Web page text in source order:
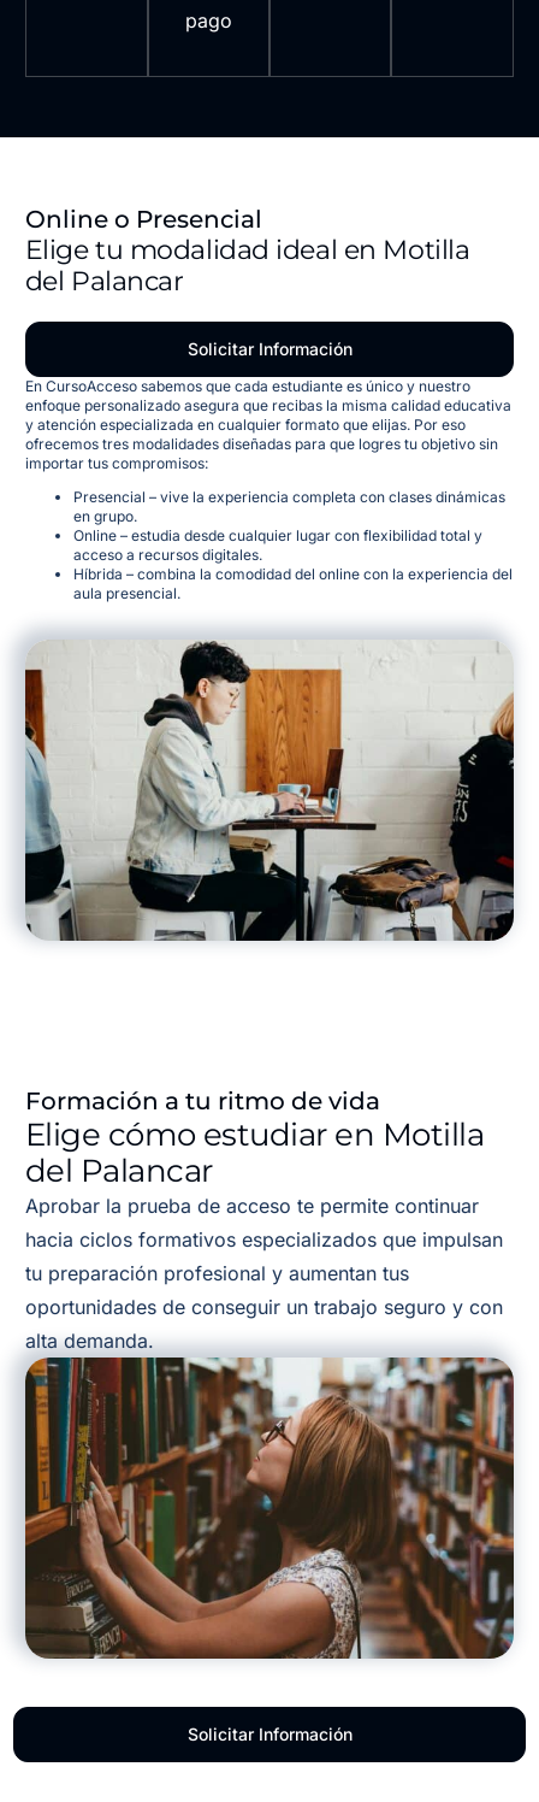
pago
Online o Presencial
Elige tu modalidad ideal en Motilla
del Palancar
Solicitar Información
En CursoAcceso sabemos que cada estudiante es único y nuestro
enfoque personalizado asegura que recibas la misma calidad educativa
y atención especializada en cualquier formato que elijas. Por eso
ofrecemos tres modalidades diseñadas para que logres tu objetivo sin
importar tus compromisos:
Presencial – vive la experiencia completa con clases dinámicas
en grupo.
Online – estudia desde cualquier lugar con flexibilidad total y
acceso a recursos digitales.
Híbrida – combina la comodidad del online con la experiencia del
aula presencial.
Formación a tu ritmo de vida
Elige cómo estudiar en Motilla
del Palancar
Aprobar la prueba de acceso te permite continuar
hacia ciclos formativos especializados que impulsan
tu preparación profesional y aumentan tus
oportunidades de conseguir un trabajo seguro y con
alta demanda.
Solicitar Información